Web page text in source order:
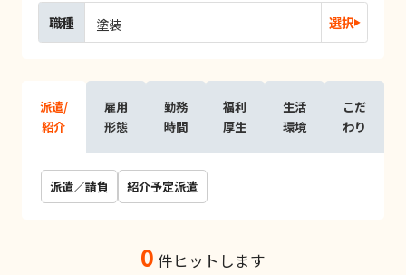
職種 塗装 選択
派遣/
紹介
雇用
形態
勤務
時間
福利
厚生
生活
環境
こだ
わり
派遣／請負 紹介予定派遣
0 件ヒットします